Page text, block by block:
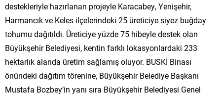
destekleriyle hazırlanan projeyle Karacabey, Yenişehir,
Harmancık ve Keles ilçelerindeki 25 üreticiye siyez buğday
tohumu dağıtıldı. Üreticiye yüzde 75 hibeyle destek olan
Büyükşehir Belediyesi, kentin farklı lokasyonlardaki 233
hektarlık alanda üretim sağlamış oluyor. BUSKİ Binası
önündeki dağıtım törenine, Büyükşehir Belediye Başkanı
Mustafa Bozbey’in yanı sıra Büyükşehir Belediyesi Genel